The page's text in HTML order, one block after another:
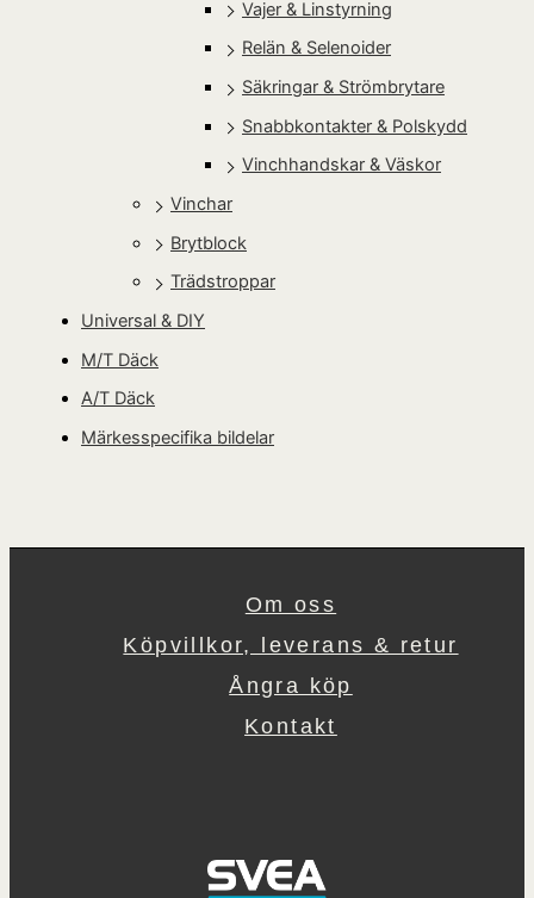
Vajer & Linstyrning
Relän & Selenoider
Säkringar & Strömbrytare
Snabbkontakter & Polskydd
Vinchhandskar & Väskor
Vinchar
Brytblock
Trädstroppar
Universal & DIY
M/T Däck
A/T Däck
Märkesspecifika bildelar
Om oss
Köpvillkor, leverans & retur
Ångra köp
Kontakt